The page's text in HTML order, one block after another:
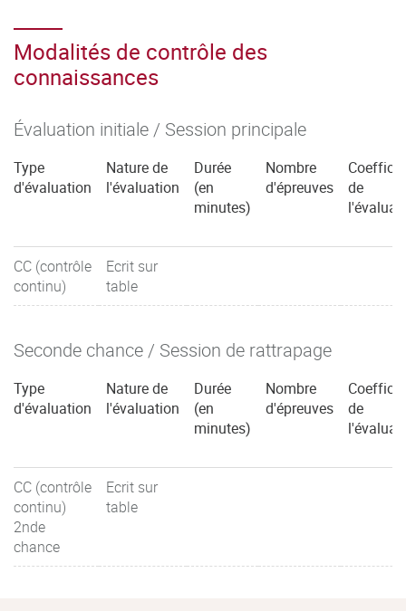
Modalités de contrôle des
connaissances
Évaluation initiale / Session principale
Type
d'évaluation
Nature de
l'évaluation
Durée
(en
minutes)
Nombre
d'épreuves
de
CC (contrôle
continu)
Ecrit sur
table
Seconde chance / Session de rattrapage
Type
d'évaluation
Nature de
l'évaluation
Durée
(en
minutes)
Nombre
d'épreuves
de
CC (contrôle
continu)
2nde
chance
Ecrit sur
table